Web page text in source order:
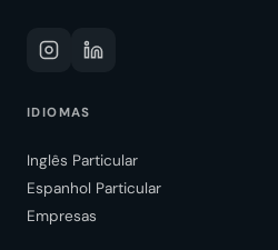
IDIOMAS
Inglês Particular
Espanhol Particular
Empresas